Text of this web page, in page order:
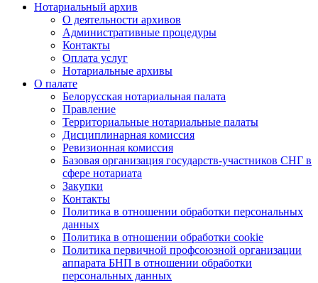
Нотариальный архив
О деятельности архивов
Административные процедуры
Контакты
Оплата услуг
Нотариальные архивы
О палате
Белорусская нотариальная палата
Правление
Территориальные нотариальные палаты
Дисциплинарная комиссия
Ревизионная комиссия
Базовая организация государств-участников СНГ в
сфере нотариата
Закупки
Контакты
Политика в отношении обработки персональных
данных
Политика в отношении обработки cookie
Политика первичной профсоюзной организации
аппарата БНП в отношении обработки
персональных данных